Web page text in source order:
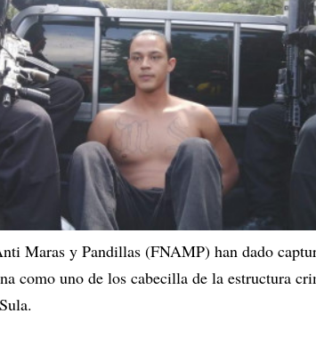
Maras y Pandillas (FNAMP) han dado
como uno de los cabecilla de la estructura